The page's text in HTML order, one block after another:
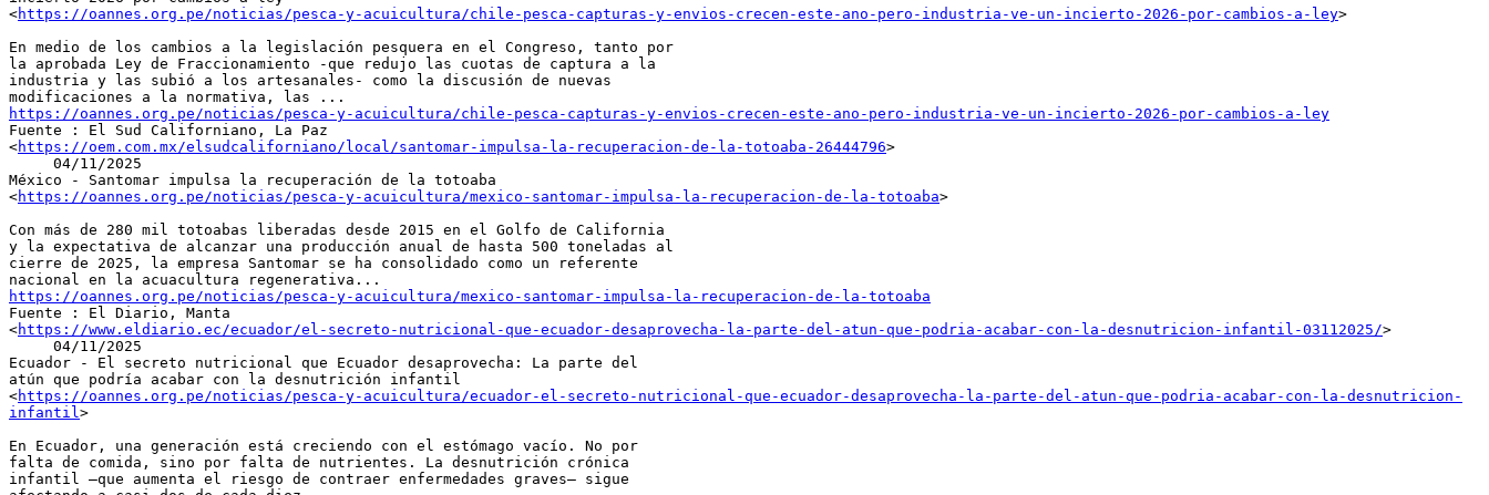
<https://oannes.org.pe/noticias/pesca-y-acuicultura/chile-pesca-capturas-y-envios-crecen-este-ano-pero-industria-ve-un-incierto-2026-por-cambios-a-ley>
En medio de los cambios a la legislación pesquera en el Congreso, tanto por
la aprobada Ley de Fraccionamiento -que redujo las cuotas de captura a la
industria y las subió a los artesanales- como la discusión de nuevas
https://oannes.org.pe/noticias/pesca-y-acuicultura/chile-pesca-capturas-y-envios-crecen-este-ano-pero-industria-ve-un-incierto-2026-por-cambios-a-ley
Fuente : El Sud Californiano, La Paz
<https://oem.com.mx/elsudcaliforniano/local/santomar-impulsa-la-recuperacion-de-la-totoaba-26444796>
México - Santomar impulsa la recuperación de la totoaba
<https://oannes.org.pe/noticias/pesca-y-acuicultura/mexico-santomar-impulsa-la-recuperacion-de-la-totoaba>
Con más de 280 mil totoabas liberadas desde 2015 en el Golfo de California
y la expectativa de alcanzar una producción anual de hasta 500 toneladas al
cierre de 2025, la empresa Santomar se ha consolidado como un referente
https://oannes.org.pe/noticias/pesca-y-acuicultura/mexico-santomar-impulsa-la-recuperacion-de-la-totoaba
Fuente : El Diario, Manta
<https://www.eldiario.ec/ecuador/el-secreto-nutricional-que-ecuador-desaprovecha-la-parte-del-atun-que-podria-acabar-con-la-desnutricion-infantil-03112025/>
Ecuador - El secreto nutricional que Ecuador desaprovecha: La parte del
atún que podría acabar con la desnutrición infantil
<https://oannes.org.pe/noticias/pesca-y-acuicultura/ecuador-el-secreto-nutricional-que-ecuador-desaprovecha-la-parte-del-atun-que-podria-acabar-con-la-desnutricion-
infantil>
En Ecuador, una generación está creciendo con el estómago vacío. No por
falta de comida, sino por falta de nutrientes. La desnutrición crónica
infantil —que aumenta el riesgo de contraer enfermedades graves— sigue